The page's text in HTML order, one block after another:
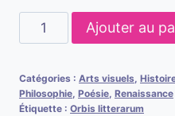
quantité
de
Ménager.
Lecteur
Ajouter au
Catégories : Arts visuels
Philosophie Poésie Renaissance
Étiquette : Orbis litterarum